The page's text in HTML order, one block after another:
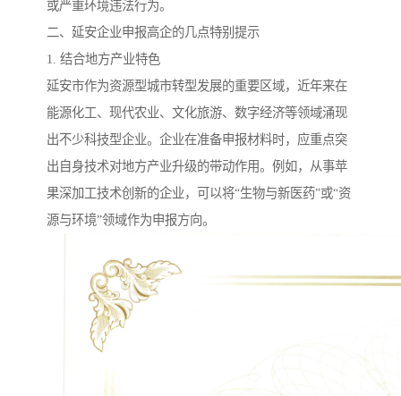
或严重环境违法行为。
二、延安企业申报高企的几点特别提示
1. 结合地方产业特色
延安市作为资源型城市转型发展的重要区域，近年来在
能源化工、现代农业、文化旅游、数字经济等领域涌现
出不少科技型企业。企业在准备申报材料时，应重点突
出自身技术对地方产业升级的带动作用。例如，从事苹
果深加工技术创新的企业，可以将“生物与新医药”或“资
源与环境”领域作为申报方向。